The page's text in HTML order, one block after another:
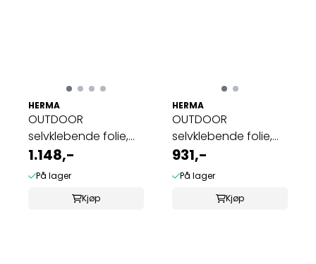
HERMA
OUTDOOR
selvklebende folie,
A4, 50 ark, 210x297 ...
1.148,-
På lager
Kjøp
HERMA
OUTDOOR
selvklebende folie,
40 ark 99.1x42.3 hvit ...
931,-
På lager
Kjøp